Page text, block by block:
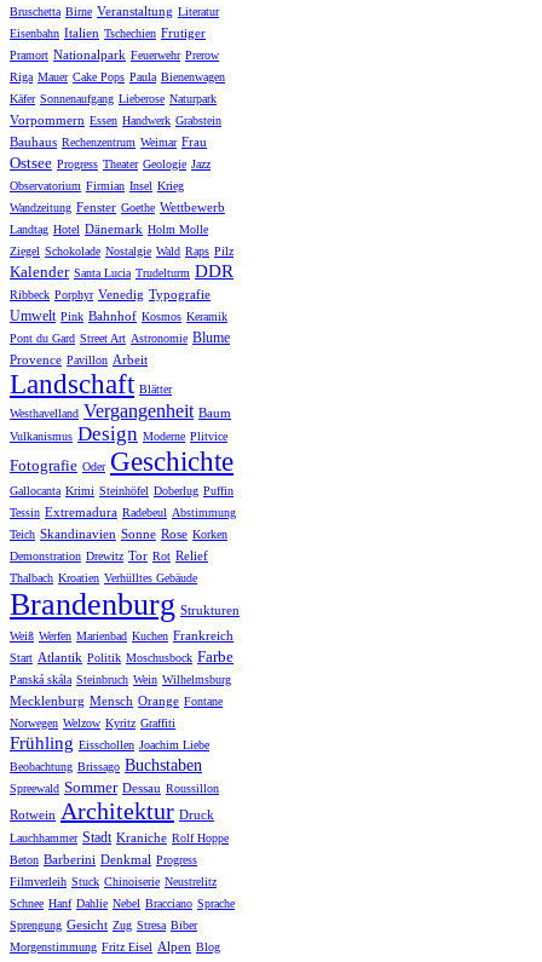
Bruschetta Birne Veranstaltung Literatur
Eisenbahn Italien Tschechien Frutiger
Pramort Nationalpark Feuerwehr Prerow
Riga Mauer Cake Pops Paula Bienenwagen
Käfer Sonnenaufgang Lieberose Naturpark
Vorpommern Essen Handwerk Grabstein
Bauhaus Rechenzentrum Weimar Frau
Ostsee Progress Theater Geologie Jazz
Observatorium Firmian Insel Krieg
Wandzeitung Fenster Goethe Wettbewerb
Landtag Hotel Dänemark Holm Molle
Ziegel Schokolade Nostalgie Wald Raps Pilz
Kalender Santa Lucia Trudelturm DDR
Ribbeck Porphyr Venedig Typografie
Umwelt Pink Bahnhof Kosmos Keramik
Pont du Gard Street Art Astronomie Blume
Provence Pavillon Arbeit
Landschaft Blätter
Westhavelland Vergangenheit Baum
Vulkanismus Design Moderne Plitvice
Fotografie Oder Geschichte
Gallocanta Krimi Steinhöfel Doberlug Puffin
Tessin Extremadura Radebeul Abstimmung
Teich Skandinavien Sonne Rose Korken
Demonstration Drewitz Tor Rot Relief
Thalbach Kroatien Verhülltes Gebäude
Brandenburg Strukturen
Weiß Werfen Marienbad Kuchen Frankreich
Start Atlantik Politik Moschusbock Farbe
Panská skála Steinbruch Wein Wilhelmsburg
Mecklenburg Mensch Orange Fontane
Norwegen Welzow Kyritz Graffiti
Frühling Eisschollen Joachim Liebe
Beobachtung Brissago Buchstaben
Spreewald Sommer Dessau Roussillon
Rotwein Architektur Druck
Lauchhammer Stadt Kraniche Rolf Hoppe
Beton Barberini Denkmal Progress
Filmverleih Stuck Chinoiserie Neustrelitz
Schnee Hanf Dahlie Nebel Bracciano Sprache
Sprengung Gesicht Zug Stresa Biber
Morgenstimmung Fritz Eisel Alpen Blog